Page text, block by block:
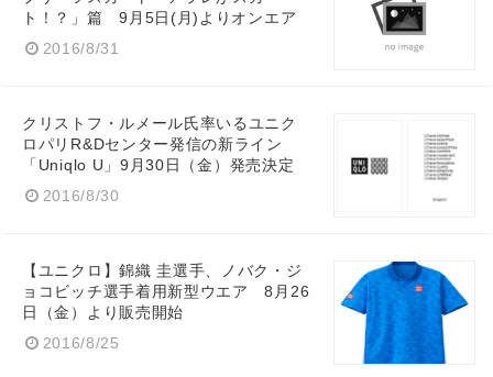
ト！？」篇 9月5日(月)よりオンエア
2016/8/31
クリストフ・ルメール氏率いるユニク
ロパリR&Dセンター発信の新ライン
「Uniqlo U」9月30日（金）発売決定
2016/8/30
【ユニクロ】錦織 圭選手、ノバク・ジ
ョコビッチ選手着用新型ウエア 8月26
日（金）より販売開始
2016/8/25
Japanese
English